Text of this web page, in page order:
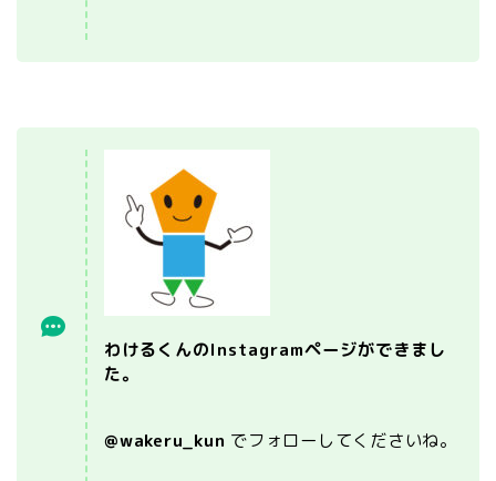
わけるくんのInstagramページができまし
た。
@wakeru_kun でフォローしてくださいね。